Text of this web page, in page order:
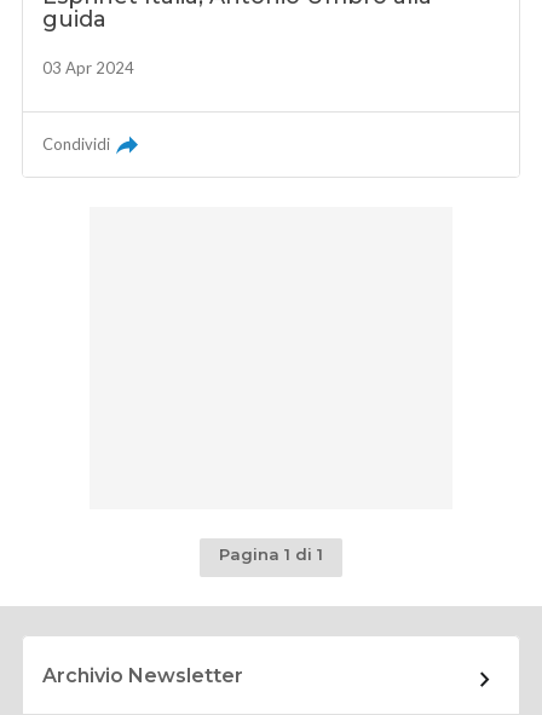
guida
03 Apr 2024
Condividi
Pagina 1 di 1
Archivio Newsletter